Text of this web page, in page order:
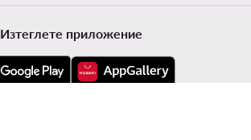
Изтеглете приложение